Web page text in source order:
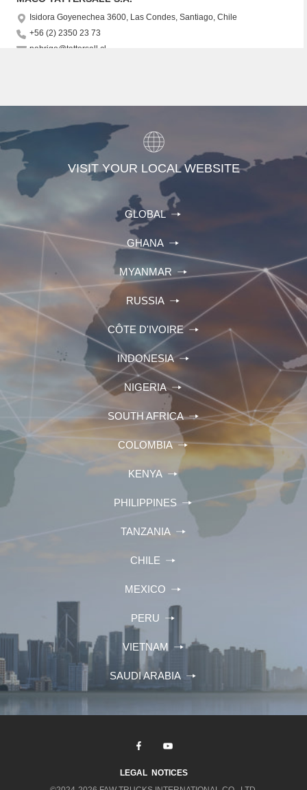
VISIT YOUR LOCAL WEBSITE
GLOBAL
GHANA
MYANMAR
RUSSIA
CÔTE D'IVOIRE
INDONESIA
NIGERIA
SOUTH AFRICA
COLOMBIA
KENYA
PHILIPPINES
TANZANIA
CHILE
MEXICO
PERU
VIETNAM
SAUDI ARABIA
LEGAL NOTICES